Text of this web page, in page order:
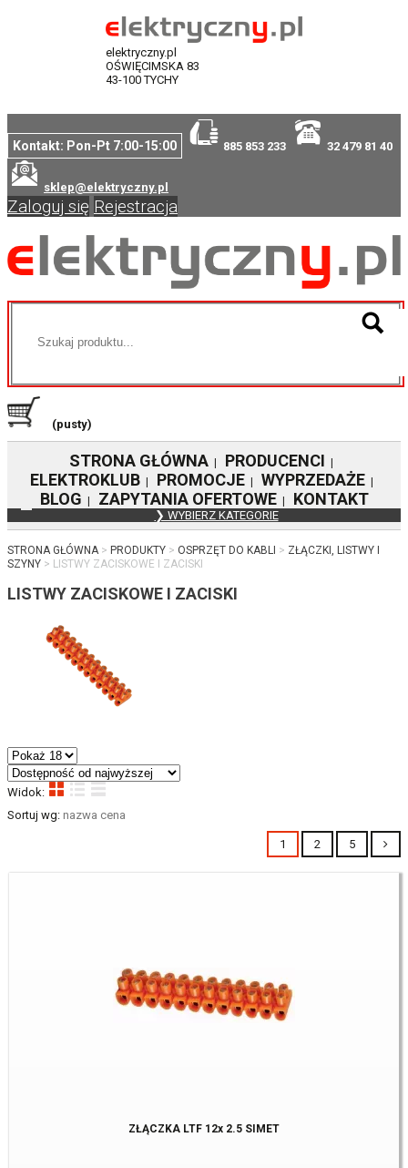
elektryczny.pl
OŚWIĘCIMSKA 83
43-100 TYCHY
Kontakt: Pon-Pt 7:00-15:00 885 853 233 32 479 81 40
sklep@elektryczny.pl
Zaloguj się Rejestracja
(pusty)
STRONA GŁÓWNA PRODUCENCI
ELEKTROKLUB| PROMOCJE| WYPRZEDAŻE|
BLOG ZAPYTANIA OFERTOWE| KONTAKT
❯ WYBIERZ KATEGORIE
STRONA GŁÓWNA PRODUKTY OSPRZĘT DO KABLI
ZŁĄCZKI, LISTWY I
SZYNY
LISTWY ZACISKOWE I ZACISKI
LISTWY ZACISKOWE I ZACISKI
Widok:
Sortuj wg: nazwa cena
1 2 5
ZŁĄCZKA LTF 12x 2.5 SIMET